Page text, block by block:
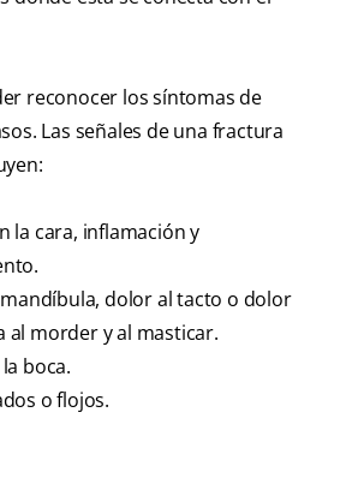
reconocer los síntomas de
Las señales de una fractura
la cara, inflamación y
mandíbula, dolor al tacto o dolor
al morder y al masticar.
boca.
o flojos.